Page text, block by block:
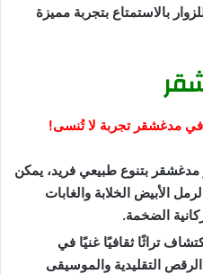
بالاستمتاع بتجربة مميزة
مدغشقر بتنوع طبيعي فريد، يمكن
الأبيض الخلابة والغابات
الضخمة.
تراثًا ثقافيًا غنيًا في
التقليدية والموسيقى